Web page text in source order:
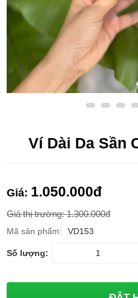
Ví Dài Da Sần
Giá: 1.050.000đ
Giá thị trường: 1.300.000đ
Mã sản phẩm: VD153
Số lượng: